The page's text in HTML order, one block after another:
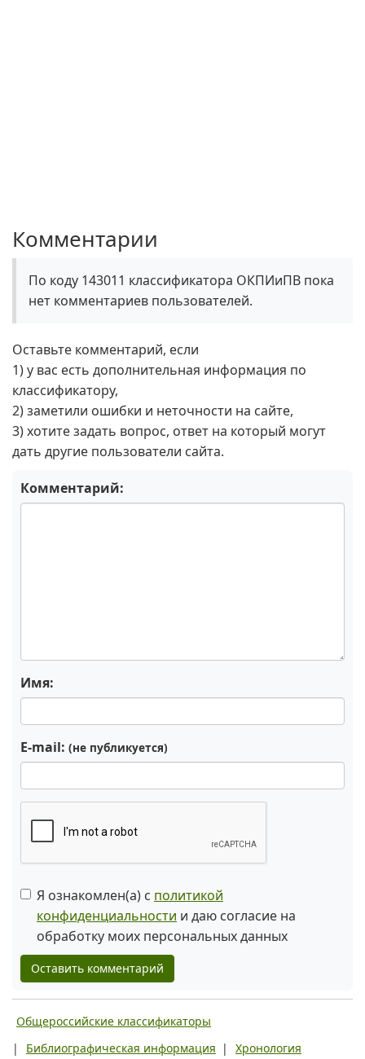
Комментарии
По коду 143011 классификатора ОКПИиПВ пока
нет комментариев пользователей.
Оставьте комментарий, если
1) у вас есть дополнительная информация по
классификатору,
2) заметили ошибки и неточности на сайте,
3) хотите задать вопрос, ответ на который могут
дать другие пользователи сайта.
Комментарий:
Имя:
E-mail: (не публикуется)
Я ознакомлен(а) с политикой
конфиденциальности и даю согласие на
обработку моих персональных данных
Оставить комментарий
Общероссийские классификаторы
|
Библиографическая информация | Хронология